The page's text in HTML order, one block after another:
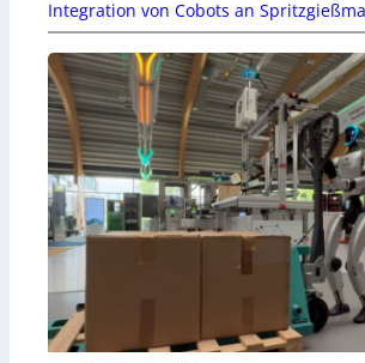
Integration von Cobots an